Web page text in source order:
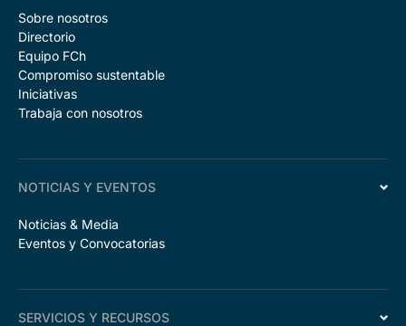
Sobre nosotros
Directorio
Equipo FCh
Compromiso sustentable
Iniciativas
Trabaja con nosotros
NOTICIAS Y EVENTOS
Noticias & Media
Eventos y Convocatorias
SERVICIOS Y RECURSOS